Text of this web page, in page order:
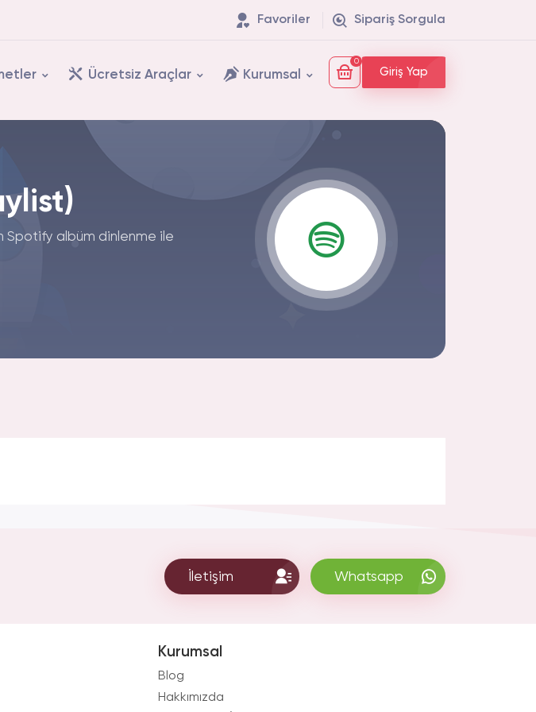
Favoriler Sipariş Sorgula
Ücretsiz Araçlar Kurumsal
0
Giriş Yap
Spotify albüm dinlenme ile
İletişim Whatsapp
Kurumsal
Blog
Hakkımızda